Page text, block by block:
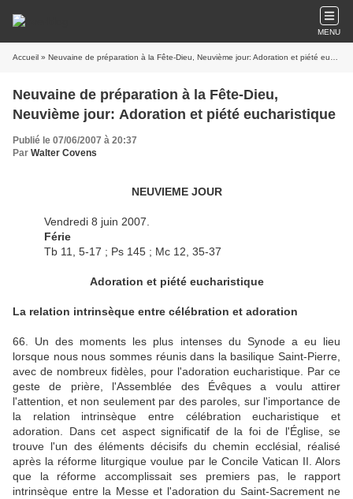
MENU
Accueil » Neuvaine de préparation à la Fête-Dieu, Neuvième jour: Adoration et piété eucharistique
Neuvaine de préparation à la Fête-Dieu,
Neuvième jour: Adoration et piété eucharistique
Publié le 07/06/2007 à 20:37
Par Walter Covens
NEUVIEME JOUR
Vendredi 8 juin 2007.
Férie
Tb 11, 5-17 ; Ps 145 ; Mc 12, 35-37
Adoration et piété eucharistique
La relation intrinsèque entre célébration et adoration
66. Un des moments les plus intenses du Synode a eu lieu
lorsque nous nous sommes réunis dans la basilique Saint-Pierre,
avec de nombreux fidèles, pour l'adoration eucharistique. Par ce
geste de prière, l'Assemblée des Évêques a voulu attirer
l'attention, et non seulement par des paroles, sur l'importance de
la relation intrinsèque entre célébration eucharistique et
adoration. Dans cet aspect significatif de la foi de l'Église, se
trouve l'un des éléments décisifs du chemin ecclésial, réalisé
après la réforme liturgique voulue par le Concile Vatican II. Alors
que la réforme accomplissait ses premiers pas, le rapport
intrinsèque entre la Messe et l'adoration du Saint-Sacrement ne